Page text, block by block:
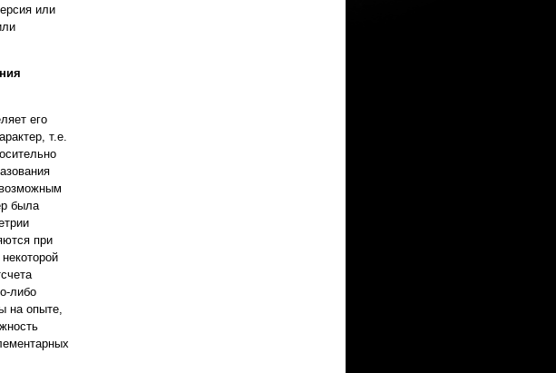
или
его
т.е.
была
при
либо
на опыте,